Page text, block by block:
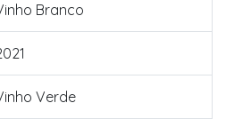
Branco
Verde